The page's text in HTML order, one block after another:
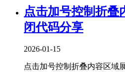
点击加号控制折叠
闭代码分享
2026-01-15
点击加号控制折叠内容区域